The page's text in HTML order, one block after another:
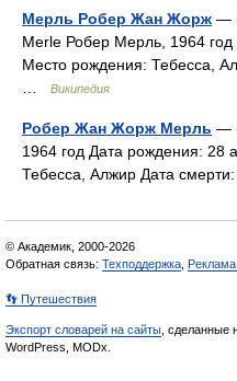
Мерль Робер Жан Жорж —
Merle Робер Мерль, 1964 год
Место рождения: Тебесса,
Википедия
Робер Жан Жорж Мерль —
1964 год Дата рождения: 28
Тебесса, Алжир Дата
© Академик, 2000-2026
Обратная связь: Техподдержка
👣 Путешествия
Экспорт словарей на сайты , сделанные
WordPress, MODx.